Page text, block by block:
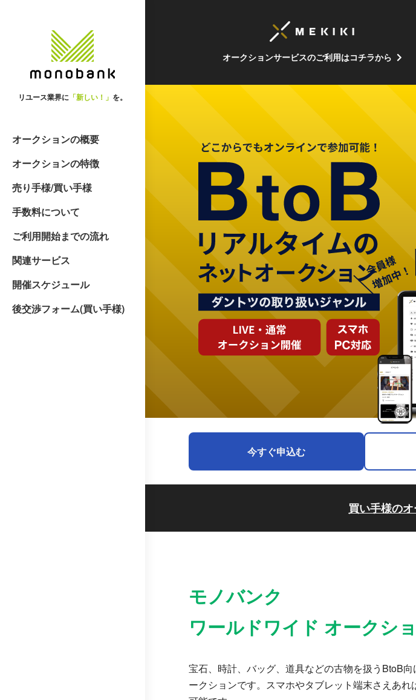
リユース業界に 「新しい！」 を。
オークションの概要
オークションの特徴
売り手様/買い手様
手数料について
ご利用開始までの流れ
関連サービス
開催スケジュール
後交渉フォーム(買い手様)
オークションサービスのご利用はコチラから
今すぐ申込む
買い手様の
モノバンク
ワールドワイド オークシ
宝石、時計、バッグ、道具などの古物を扱うBtoB
ークションです。スマホやタブレット端末さえあ